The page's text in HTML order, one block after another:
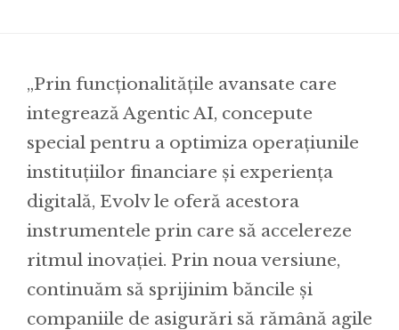
„Prin funcționalitățile avansate care
integrează Agentic AI, concepute
special pentru a optimiza operațiunile
instituțiilor financiare și experiența
digitală, Evolv le oferă acestora
instrumentele prin care să accelereze
ritmul inovației. Prin noua versiune,
continuăm să sprijinim băncile și
companiile de asigurări să rămână agile